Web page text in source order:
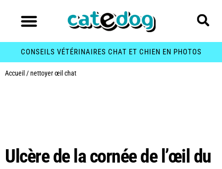
CONSEILS VÉTÉRINAIRES CHAT ET CHIEN EN PHOTOS
Accueil /nettoyer œil chat
Ulcère de la cornée de l’œil du